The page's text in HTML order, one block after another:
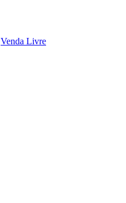
Venda Livre